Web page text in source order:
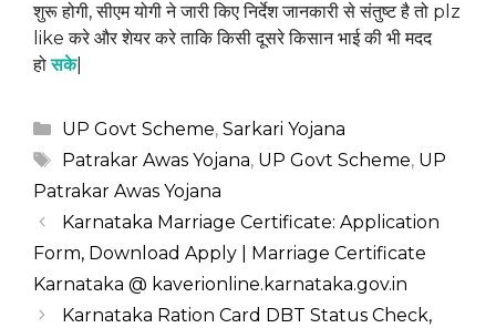
शुरू होगी, सीएम योगी ने जारी किए निर्देश जानकारी से संतुष्ट है तो plz
like करे और शेयर करे ताकि किसी दूसरे किसान भाई की भी मदद
हो सके|
Categories
UP Govt Scheme, Sarkari Yojana
Tags
Patrakar Awas Yojana, UP Govt Scheme, UP
Patrakar Awas Yojana
Karnataka Marriage Certificate: Application
Form, Download Apply | Marriage Certificate
Karnataka @ kaverionline.karnataka.gov.in
Karnataka Ration Card DBT Status Check,